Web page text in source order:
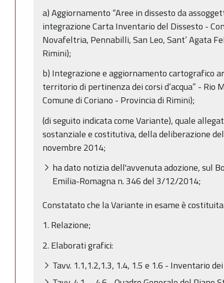
a) Aggiornamento “Aree in dissesto da
integrazione Carta Inventario del Dissesto -
Novafeltria, Pennabilli, San Leo, Sant’ Agata
Rimini);
b) Integrazione e aggiornamento cartografico
territorio di pertinenza dei corsi d’acqua” - Rio
Comune di Coriano - Provincia di Rimini);
(di seguito indicata come Variante), quale
sostanziale e costitutiva, della deliberazione
novembre 2014;
ha dato notizia dell'avvenuta adozione, sul
Emilia-Romagna n. 346 del 3/12/2014;
Constatato che la Variante in esame è
1. Relazione;
2. Elaborati grafici:
Tavv. 1.1,1.2,1.3, 1.4, 1.5 e 1.6 - Inventario